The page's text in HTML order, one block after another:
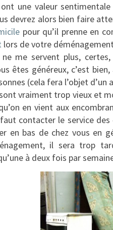
une valeur
devrez alors bien faire
pour qu’il prenne en
lors de votre
me servent plus,
êtes généreux, c’est
(cela fera l’objet d’un
vraiment trop vieux et
en vient aux
contacter le service
en bas de chez vous en
il sera trop
à deux fois par